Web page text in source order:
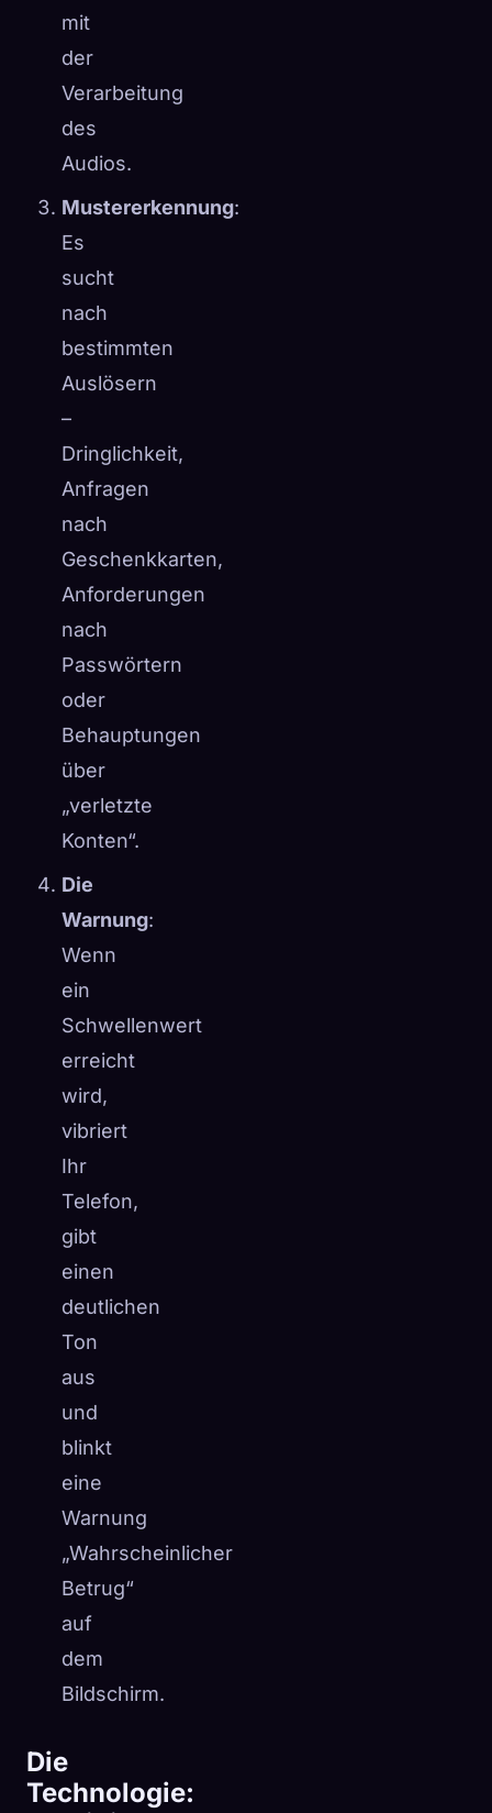
mit
der
Verarbeitung
des
Audios.
Mustererkennung:
Es
sucht
nach
bestimmten
Auslösern
–
Dringlichkeit,
Anfragen
nach
Geschenkkarten,
Anforderungen
nach
Passwörtern
oder
Behauptungen
über
„verletzte
Konten“.
Die
Warnung:
Wenn
ein
Schwellenwert
erreicht
wird,
vibriert
Ihr
Telefon,
gibt
einen
deutlichen
Ton
aus
und
blinkt
eine
Warnung
„Wahrscheinlicher
Betrug“
auf
dem
Bildschirm.
Die
Technologie: